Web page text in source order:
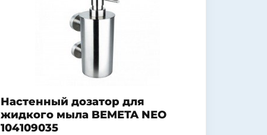
Настенный дозатор для
жидкого мыла BEMETA NEO
104109035